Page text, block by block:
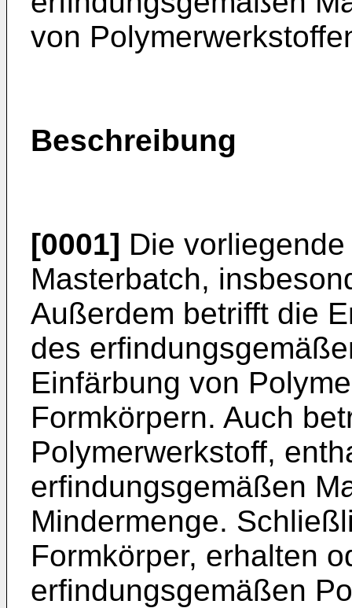
von
Beschreibung
[0001] Die
Masterbatch,
Außerdem betrifft die
des
Einfärbung von
Formkörpern. Auch
Polymerwerkstoff,
erfindungsgemäßen
Mindermenge.
Formkörper, erhalten
erfindungsgemäßen